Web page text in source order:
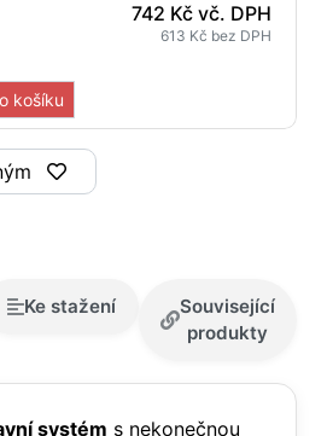
742 Kč vč. DPH
613 Kč bez DPH
košíku
Ke stažení
Související
produkty
systém s nekonečnou